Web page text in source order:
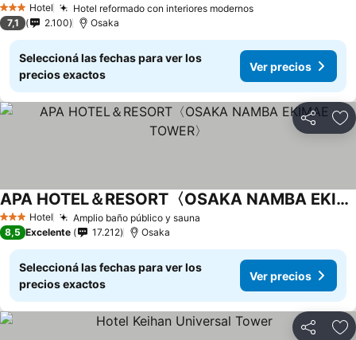
3 Estrellas
Hotel Hotel reformado con interiores modernos
7,1 2.100 Osaka
Seleccioná las fechas para ver los
precios exactos
Ver precios
Compartir
3 Estrellas
Hotel Amplio baño público y sauna
APA HOTEL＆RESORT〈OSAKA NAMBA EKIMAE TOWER〉
8,5 Excelente 17.212 Osaka
Seleccioná las fechas para ver los
precios exactos
Ver precios
Compartir